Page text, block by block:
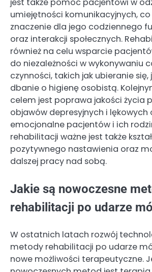
umiejętności komunikacyjnych,
znaczenie dla jego codziennego
oraz interakcji społecznych.
również na celu wsparcie
do niezależności w wykonywaniu
czynności, takich jak ubieranie się,
dbanie o higienę osobistą.
celem jest poprawa jakości życia
objawów depresyjnych i lękowych
emocjonalne pacjentów i ich
rehabilitacji ważne jest także
pozytywnego nastawienia oraz
dalszej pracy nad sobą.
Jakie są nowoczesne
rehabilitacji po udarze
W ostatnich latach rozwój
metody rehabilitacji po udarze
nowe możliwości terapeutyczne.